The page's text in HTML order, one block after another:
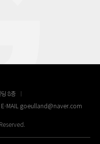
8층
E-MAIL goeulland@naver.com